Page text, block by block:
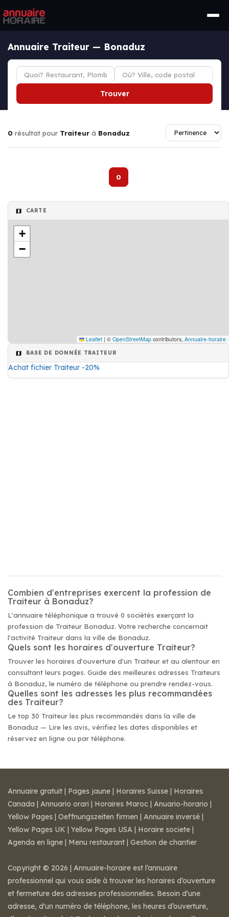
Annuaire Traiteur — Bonaduz
Trouver
0 résultat pour Traiteur à Bonaduz
0
CARTE
+
−
Leaflet | © OpenStreetMap contributors, Annuaire-horaire
BASE DE DONNÉE TRAITEUR
Achat fichier Traiteur -20%
Combien d'entreprises exercent la profession de
Traiteur à Bonaduz?
L'annuaire téléphonique a trouvé 0 sociétés exerçant la
profession de Traiteur Bonaduz. Votre recherche concernait
l'activité Traiteur dans la ville de Bonaduz.
Quels sont les horaires d'ouverture Traiteur?
Trouver les horaires d'ouverture d'un Traiteur et au alentour en
consultant leurs pages. Guide des meilleures adresses Traiteurs
à Bonaduz, le numéro de téléphone ou prendre rendez-vous.
Quelles sont les adresses les plus recommandées
des Traiteur?
Le top 30 Traiteur les plus recommandés dans la ville de
Bonaduz — Lire les avis, vérifiez les dates disponibles et
réservez en ligne ou par téléphone.
Annuaire gratuit | Pages jaune | Horaires Suisse | Horaires
Canada | Annuario orari | Horaires Maroc | Anuario-horario |
Yellow Pages | Oeffnungszeiten firmen | Annuaire inversé |
Yellow Pages UK | Yellow Pages USA | Horaire societe |
Agenda en ligne | Menu restaurant | Gestion de chantier
Copyright © 2026 | Annuaire-horaire est l’annuaire
professionnel qui vous aide à trouver les horaires d’ouverture
et fermeture des adresses professionnelles. Besoin d'une
adresse, d'un numéro de téléphone, les heures d’ouverture,